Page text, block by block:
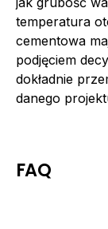
temperatura
cementowa
podjęciem
dokładnie
danego
FAQ